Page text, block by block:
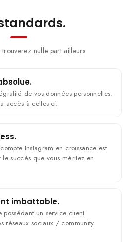
nulle part ailleurs
de vos données personnelles.
accès à celles-ci.
Instagram en croissance est
succès que vous méritez en
imbattable.
possédant un service client
réseaux sociaux / community